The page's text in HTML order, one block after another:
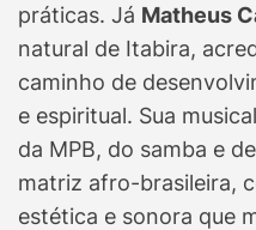
práticas. Já Matheus
natural de Itabira,
caminho de
e espiritual. Sua
da MPB, do samba e
matriz afro-brasileira,
estética e sonora que